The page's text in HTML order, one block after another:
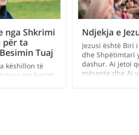
nga Shkrimi
për ta
Tuaj
këshillon të
me besim
Ndjekja e
Jezusi është Biri
dhe Shpëtimtari
dashur. Ai jetoi
mësonte dhe Ai
mëkati e vdekja.